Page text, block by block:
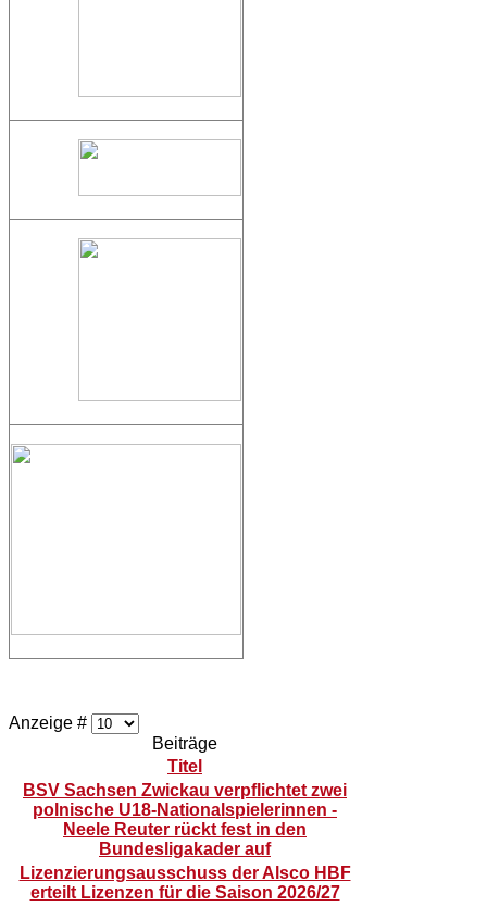
Anzeige #
Beiträge
Titel
BSV Sachsen Zwickau verpflichtet zwei
polnische U18-Nationalspielerinnen -
Neele Reuter rückt fest in den
Bundesligakader auf
Lizenzierungsausschuss der Alsco HBF
erteilt Lizenzen für die Saison 2026/27